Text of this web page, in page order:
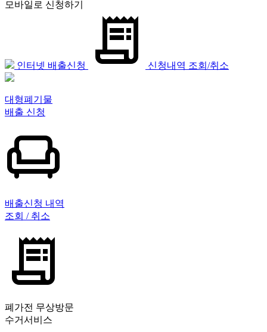
모바일로 신청하기
인터넷 배출신청 신청내역 조회/취소
대형폐기물
배출 신청
배출신청 내역
조회 / 취소
폐가전 무상방문
수거서비스